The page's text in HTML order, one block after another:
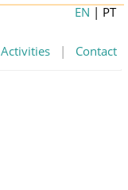
Activities | Contact
EN | PT